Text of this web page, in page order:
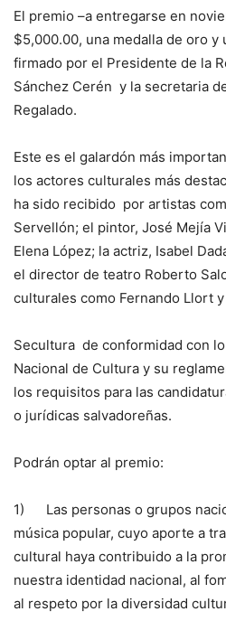
El premio –a entregarse en
$5,000.00, una medalla de oro y
firmado por el Presidente de la
Sánchez Cerén y la secretaria
Regalado.
Este es el galardón más
los actores culturales más
ha sido recibido por artistas
Servellón; el pintor, José Mejía
Elena López; la actriz, Isabel
el director de teatro Roberto
culturales como Fernando Llort
Secultura de conformidad con
Nacional de Cultura y su
los requisitos para las
o jurídicas salvadoreñas.
Podrán optar al premio:
1) Las personas o grupos
música popular, cuyo aporte a
cultural haya contribuido a la
nuestra identidad nacional, al
al respeto por la diversidad